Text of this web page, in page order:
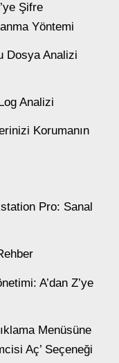
Şifre
Yöntemi
Dosya Analizi
Analizi
Korumanın
Pro: Sanal
A’dan Z’ye
Menüsüne
Aç’ Seçeneği